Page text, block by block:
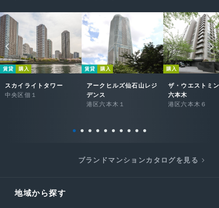
賃貸 購入
スカイライトタワー
中央区佃１
賃貸 購入
アークヒルズ仙石山レジ
デンス
港区六本木１
購入
ザ・ウエストミ
六本木
港区六本木６
ブランドマンションカタログを見る
地域から探す